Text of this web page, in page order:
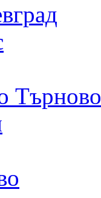
Търново